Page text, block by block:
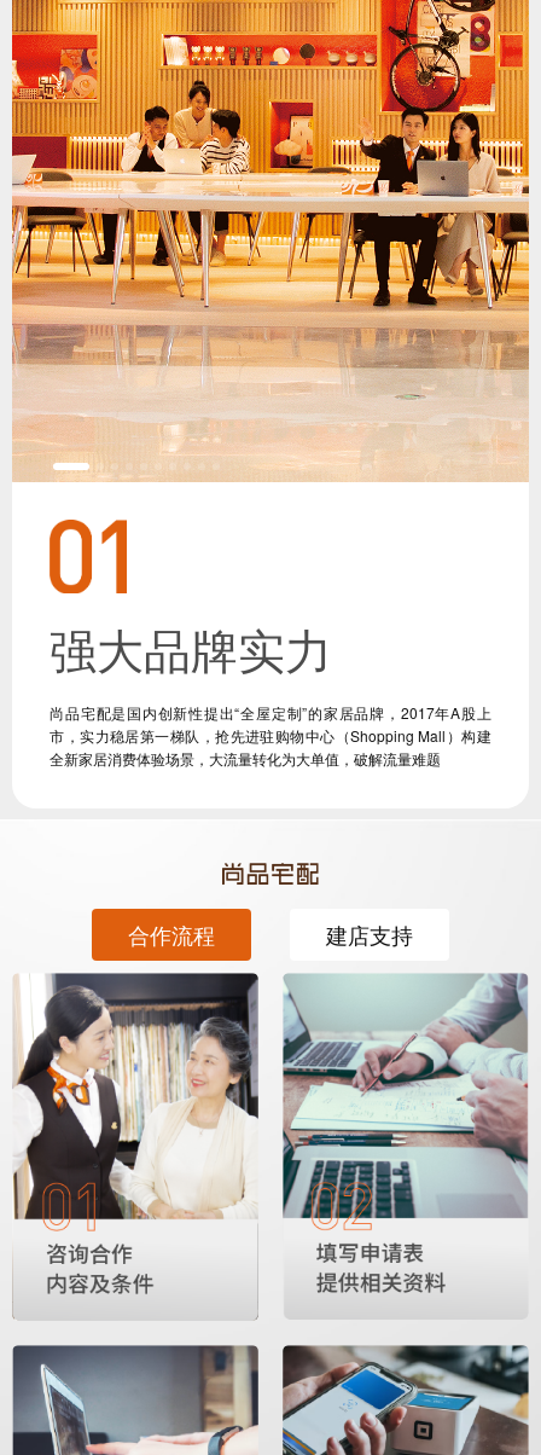
强大品牌实力
尚品宅配是国内创新性提出“全屋定制”的家居品牌，2017年A股上
市，实力稳居第一梯队，抢先进驻购物中心（Shopping Mall）构建
全新家居消费体验场景，大流量转化为大单值，破解流量难题
合作流程 建店支持